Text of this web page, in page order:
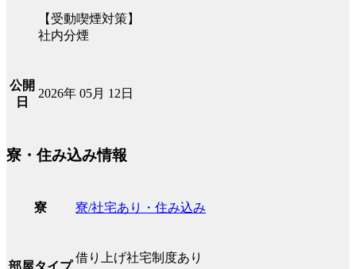
【受動喫煙対策】
社内分煙
公開
日
2026年 05月 12日
寮・住み込み情報
寮 寮/社宅あり・住み込み
部屋タイプ
借り上げ社宅制度あり